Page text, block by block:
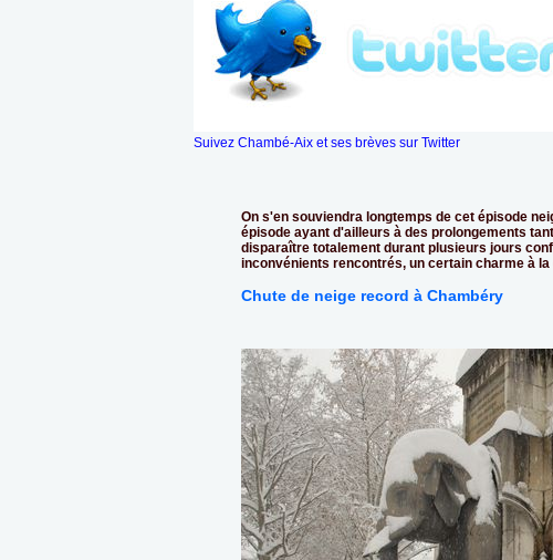
Suivez Chambé-Aix et ses brèves sur Twitter
On s'en souviendra longtemps de cet épisode
épisode ayant d'ailleurs à des prolongements
disparaître totalement durant plusieurs jours
inconvénients rencontrés, un certain charme à
Chute de neige record à Chambéry